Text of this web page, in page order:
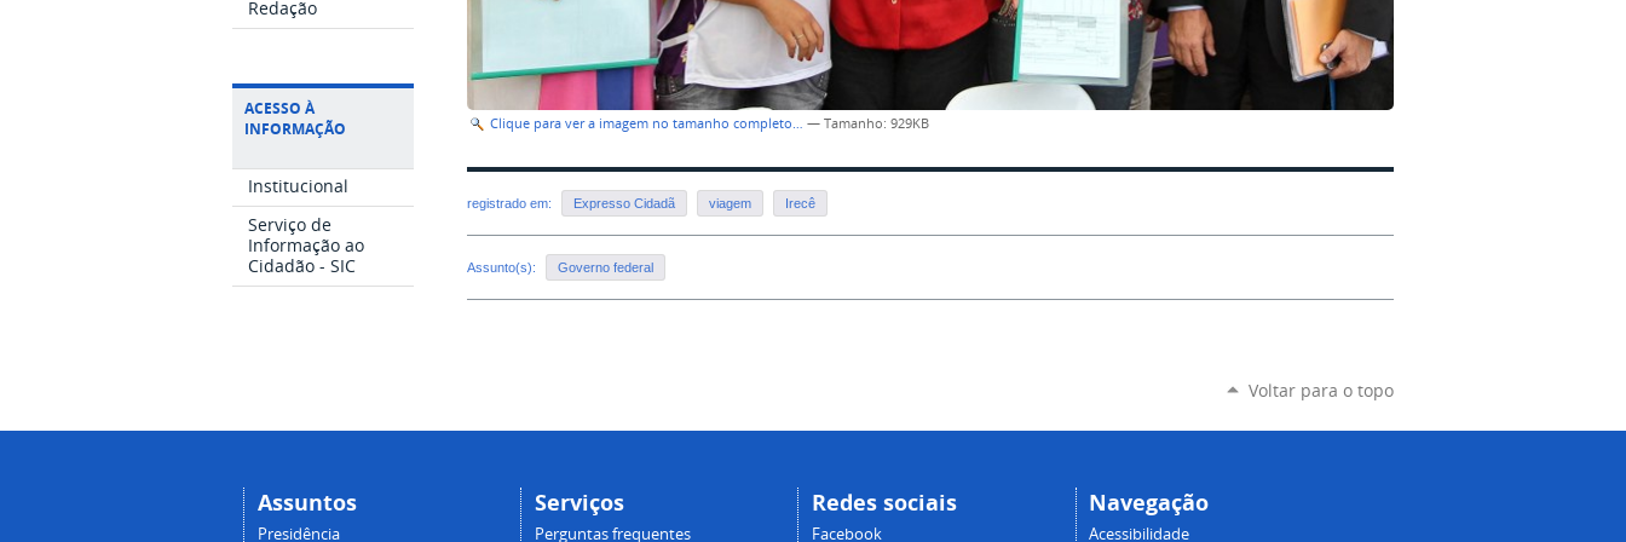
Redação
ACESSO À
INFORMAÇÃO
Institucional
Serviço de
Informação ao
Cidadão - SIC
Clique para ver a imagem no tamanho completo… —Tamanho: 929KB
registrado em: Expresso Cidadã viagem Irecê
Assunto(s): Governo federal
Voltar para o topo
Assuntos
Presidência
Serviços
Perguntas frequentes
Redes sociais
Facebook
Navegação
Acessibilidade